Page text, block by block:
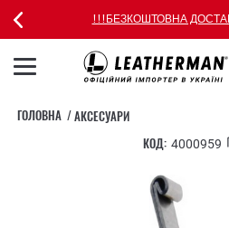
!!!БЕЗКОШТОВНА
ГОЛОВНА
АКСЕСУАРИ
КОД: 4000959